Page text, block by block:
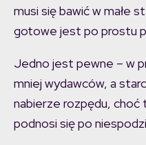
musi się bawić w małe
gotowe jest po prostu
Jedno jest pewne – w
mniej wydawców, a
nabierze rozpędu,
podnosi się po